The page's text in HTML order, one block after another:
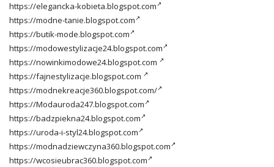
https://elegancka-kobieta.blogspot.com
https://modne-tanie.blogspot.com
https://butik-mode.blogspot.com
https://modowestylizacje24.blogspot.com
https://nowinkimodowe24.blogspot.com
https://fajnestylizacje.blogspot.com
https://modnekreacje360.blogspot.com/
https://Modauroda247.blogspot.com
https://badzpiekna24.blogspot.com
https://uroda-i-styl24.blogspot.com
https://modnadziewczyna360.blogspot.com
https://wcosieubrac360.blogspot.com